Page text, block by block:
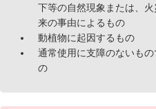
下等の自然現象または、
来の事由によるもの
動植物に起因するもの
通常使用に支障のないも
の